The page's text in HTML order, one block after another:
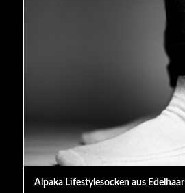
Alpaka Lifestylesocken aus Edelhaar